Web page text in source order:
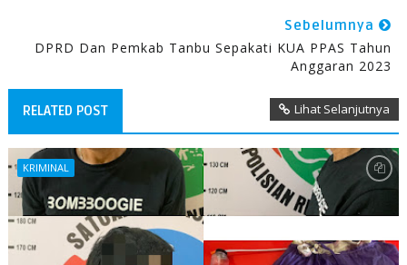
Sebelumnya
DPRD Dan Pemkab Tanbu Sepakati KUA PPAS Tahun
Anggaran 2023
RELATED POST Lihat Selanjutnya
KRIMINAL